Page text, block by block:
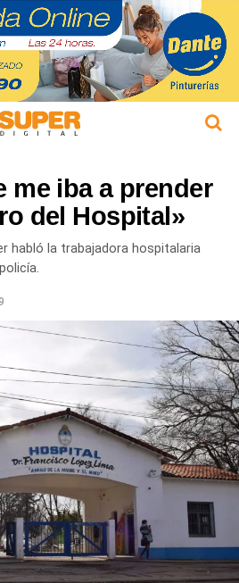
me iba a prender
del Hospital»
habló la trabajadora hospitalaria